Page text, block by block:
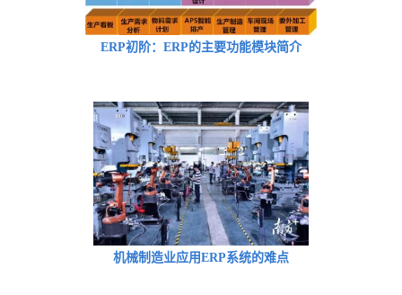
ERP初阶：ERP的主要功能模块简介
机械制造业应用ERP系统的难点